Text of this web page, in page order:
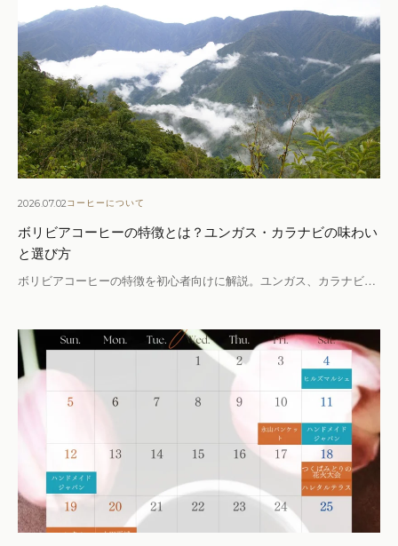
2026.07.02コーヒーについて
ボリビアコーヒーの特徴とは？ユンガス・カラナビの味わい
と選び方
ボリビアコーヒーの特徴を初心者向けに解説。ユンガス、カラナビ…